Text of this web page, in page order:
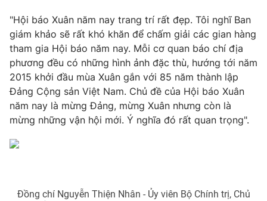
Photo Infographic
Video Shorts video
VTV Money VTV Thể thao
VTV Sức khoẻ
"Hội báo Xuân năm nay trang trí rất đẹp. Tôi nghĩ Ban
giám khảo sẽ rất khó khăn để chấm giải các gian hàng
tham gia Hội báo năm nay. Mỗi cơ quan báo chí địa
phương đều có những hình ảnh đặc thù, hướng tới năm
2015 khởi đầu mùa Xuân gắn với 85 năm thành lập
Đảng Cộng sản Việt Nam. Chủ đề của Hội báo Xuân
năm nay là mừng Đảng, mừng Xuân nhưng còn là
mừng những vận hội mới. Ý nghĩa đó rất quan trọng".
Đồng chí Nguyễn Thiện Nhân - Ủy viên Bộ Chính trị, Chủ